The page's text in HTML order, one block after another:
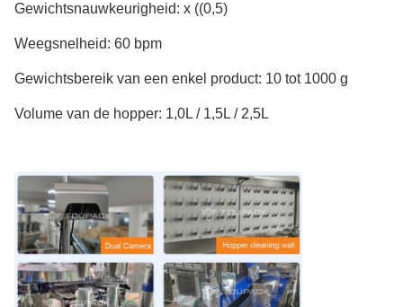
Gewichtsnauwkeurigheid: x ((0,5)
Weegsnelheid: 60 bpm
Gewichtsbereik van een enkel product: 10 tot 1000 g
Volume van de hopper: 1,0L / 1,5L / 2,5L